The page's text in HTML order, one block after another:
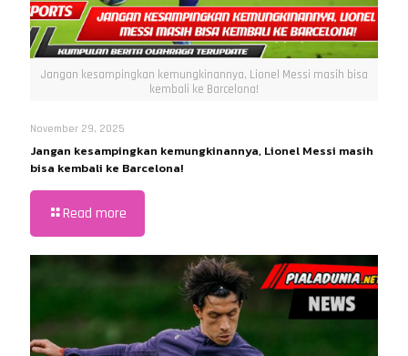
Jangan kesampingkan kemungkinannya, Lionel Messi masih bisa
kembali ke Barcelona!
November 29, 2025
Jangan kesampingkan kemungkinannya, Lionel Messi masih
bisa kembali ke Barcelona!
Read more